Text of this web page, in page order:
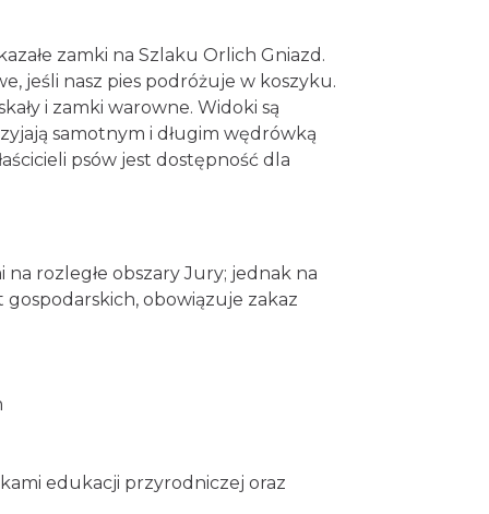
zamki na Szlaku Orlich Gniazd.
jeśli nasz pies podróżuje w koszyku.
i zamki warowne. Widoki są
samotnym i długim wędrówką
psów jest dostępność dla
rozległe obszary Jury; jednak na
obowiązuje zakaz
edukacji przyrodniczej oraz